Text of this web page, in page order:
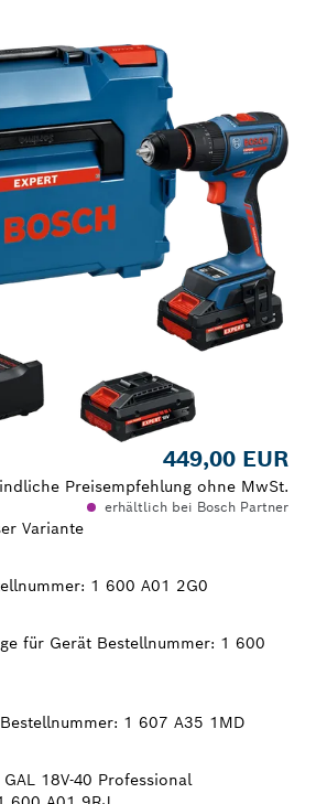
449,00 EUR
Preisempfehlung ohne MwSt.
erhältlich bei Bosch Partner
Variante
1 600 A01 2G0
für Gerät Bestellnummer: 1 600
Bestellnummer: 1 607 A35 1MD
18V-40 Professional